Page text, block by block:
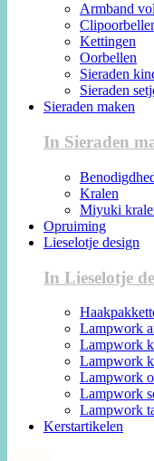
Armband
Kettingen
Oorbellen
Sieraden
Sieraden
Sieraden maken
In Sieraden
Kralen
Miyuki
Opruiming
Lieselotje design
In Lieselotje
Lampwork
Lampwork
Lampwork
Lampwork
Lampwork
Lampwork
Kerstartikelen